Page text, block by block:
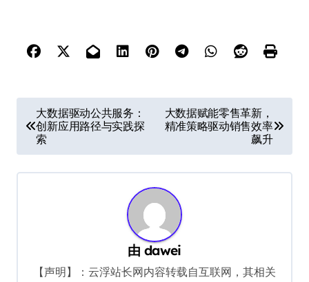
章
导
航
大数据驱动公共服务：
创新应用路径与实践探
索
大数据赋能零售革新，
精准策略驱动销售效率
飙升
由dawei
【声明】：云浮站长网内容转载自互联网，其相关